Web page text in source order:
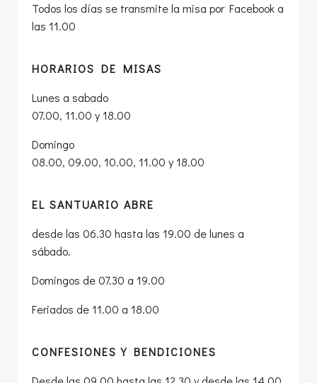
Todos los días se transmite la misa por Facebook a
las 11.00
HORARIOS DE MISAS
Lunes a sabado
07.00, 11.00 y 18.00
Domingo
08.00, 09.00, 10.00, 11.00 y 18.00
EL SANTUARIO ABRE
desde las 06.30 hasta las 19.00 de lunes a
sábado.
Domingos de 07.30 a 19.00
Feriados de 11.00 a 18.00
CONFESIONES Y BENDICIONES